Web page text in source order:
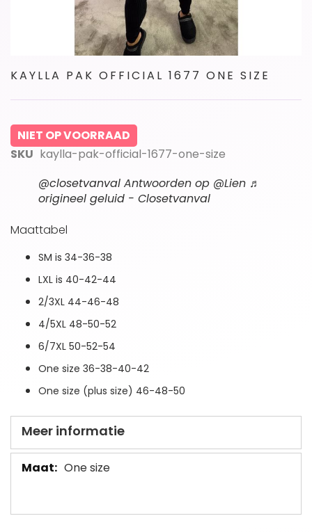
KAYLLA PAK OFFICIAL 1677 ONE SIZE
NIET OP VOORRAAD
SKU kaylla-pak-official-1677-one-size
@closetvanval Antwoorden op @Lien ♬
origineel geluid - Closetvanval
Maattabel
SM is 34-36-38
LXL is 40-42-44
2/3XL 44-46-48
4/5XL 48-50-52
6/7XL 50-52-54
One size 36-38-40-42
One size (plus size) 46-48-50
Meer informatie
Meer
One size
naar
van
de
afbeeldingen-